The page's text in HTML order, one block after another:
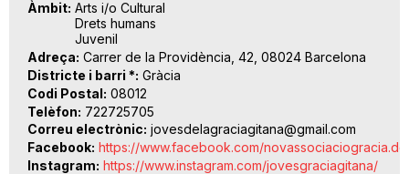
Àmbit Arts i/o Cultural
Drets humans
Juvenil
Adreça Carrer de la Providència, 42, 08024 Barcelona
Districte i barri * Gràcia
Codi Postal 08012
Telèfon 722725705
Correu electrònic jovesdelagraciagitana@gmail.com
Facebook https://www.facebook.com/
Instagram https://www.instagram.com/jovesgraciagitana/